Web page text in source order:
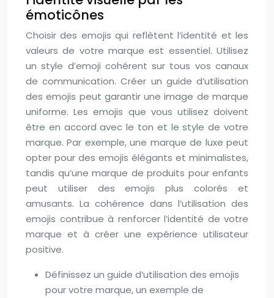
émoticônes
Choisir des emojis qui reflètent l’identité et les
valeurs de votre marque est essentiel. Utilisez
un style d’emoji cohérent sur tous vos canaux
de communication. Créer un guide d’utilisation
des emojis peut garantir une image de marque
uniforme. Les emojis que vous utilisez doivent
être en accord avec le ton et le style de votre
marque. Par exemple, une marque de luxe peut
opter pour des emojis élégants et minimalistes,
tandis qu’une marque de produits pour enfants
peut utiliser des emojis plus colorés et
amusants. La cohérence dans l’utilisation des
emojis contribue à renforcer l’identité de votre
marque et à créer une expérience utilisateur
positive.
Définissez un guide d’utilisation des emojis
pour votre marque, un exemple de